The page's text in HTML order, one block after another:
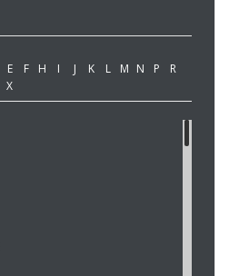
E F H I J K L M N P
R
X